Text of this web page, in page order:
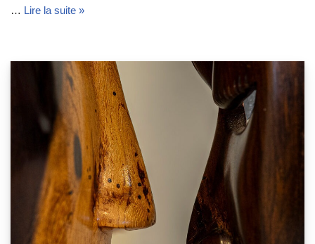
… Lire la suite »